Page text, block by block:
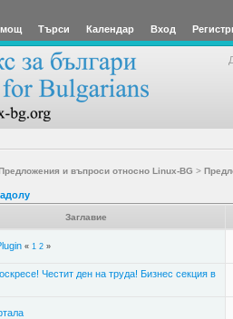
Търси Календар Вход
и въпроси относно Linux-BG >
Заглавие
« 1 2»
Честит ден на труда! Бизнес секция в